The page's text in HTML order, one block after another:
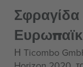
Σφραγίδα
Η Ticombo